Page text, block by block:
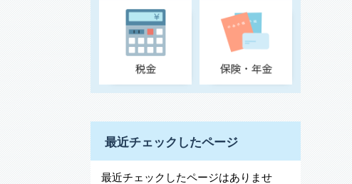
最近チェックしたページ
最近チェックしたページはありませ